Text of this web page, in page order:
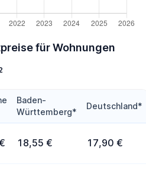
für Wohnungen
Baden-
Württemberg*
Deutschland*
18,55 € 17,90 €